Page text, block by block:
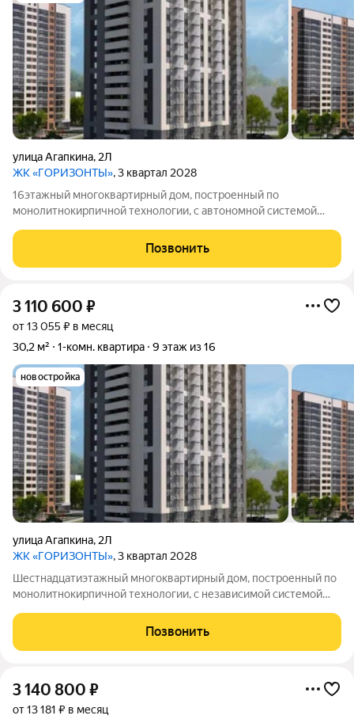
улица Агапкина, 2Л
ЖК «ГОРИЗОНТЫ», 3 квартал 2028
16этажный многоквартирный дом, построенный по
монолитнокирпичной технологии, с автономной системой
Позвонить
3 110 600 ₽
от 13 055 ₽ в месяц
30,2 м²
1-комн. квартира 9 этаж из 16
новостройка
улица Агапкина, 2Л
ЖК «ГОРИЗОНТЫ», 3 квартал 2028
Шестнадцатиэтажный многоквартирный дом, построенный по
монолитнокирпичной технологии, с независимой системой
Позвонить
3 140 800 ₽
от 13 181 ₽ в месяц